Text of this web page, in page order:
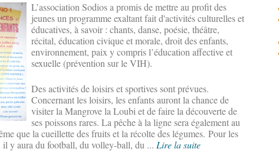
L’association Sodios a promis de mettre au profit des
jeunes un programme exaltant fait d'activités culturelles et
éducatives, à savoir : chants, danse, poésie, théâtre,
récital, éducation civique et morale, droit des enfants,
environnement, paix y compris l’éducation affective et
sexuelle (prévention sur le VIH).
Des activités de loisirs et sportives sont prévues.
Concernant les loisirs, les enfants auront la chance de
visiter la Mangrove la Loubi et de faire la découverte de
ses poissons rares. La pêche à la ligne sera également au
que la cueillette des fruits et la récolte des légumes. Pour les
il y aura du football, du volley-ball, du ... Lire la suite